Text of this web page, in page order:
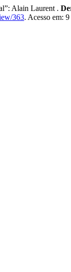
Alain Laurent .
363. Acesso em: